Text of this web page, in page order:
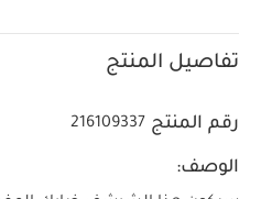
تفاصيل المنتج
رقم المنتج 216109337
الوصف: